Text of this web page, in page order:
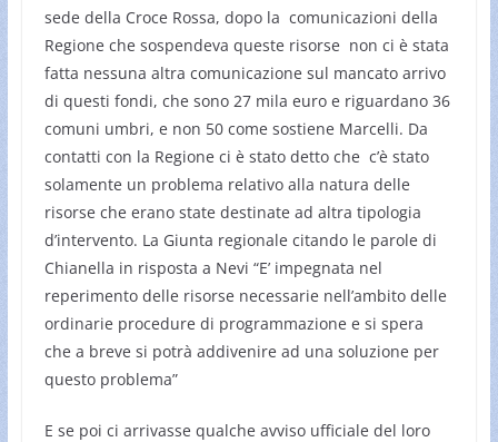
sede della Croce Rossa, dopo la comunicazioni della
Regione che sospendeva queste risorse non ci è stata
fatta nessuna altra comunicazione sul mancato arrivo
di questi fondi, che sono 27 mila euro e riguardano 36
comuni umbri, e non 50 come sostiene Marcelli. Da
contatti con la Regione ci è stato detto che c’è stato
solamente un problema relativo alla natura delle
risorse che erano state destinate ad altra tipologia
d’intervento. La Giunta regionale citando le parole di
Chianella in risposta a Nevi “E’ impegnata nel
reperimento delle risorse necessarie nell’ambito delle
ordinarie procedure di programmazione e si spera
che a breve si potrà addivenire ad una soluzione per
questo problema”
E se poi ci arrivasse qualche avviso ufficiale del loro